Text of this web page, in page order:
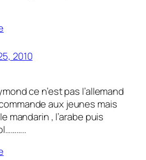
2010
ce n’est pas l’allemand
aux jeunes mais
mandarin , l’arabe puis